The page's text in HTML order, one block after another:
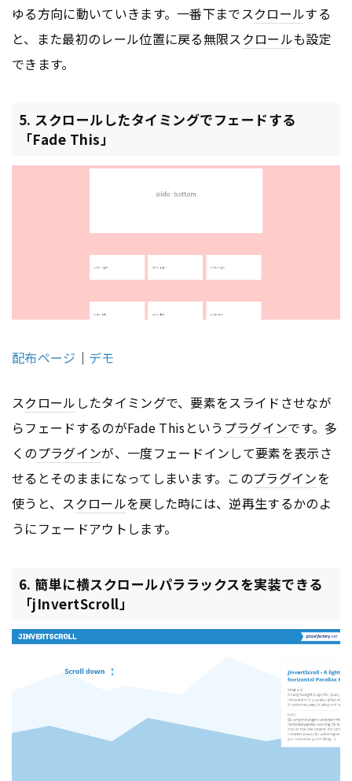
ゆる方向に動いていきます。一番下までスクロールする
と、また最初のレール位置に戻る無限スクロールも設定
できます。
5. スクロールしたタイミングでフェードする
「Fade This」
配布ページ ｜ デモ
スクロール したタイミングで、要素をスライドさせなが
らフェードするのがFade Thisという プラグインです。多
くのプラグインが、一度フェードインして要素を表示さ
せるとそのままになってしまいます。このプラグインを
使うと、スクロールを戻した時には、逆再生するかのよ
うにフェードアウトします。
6. 簡単に横スクロールパララックスを実装できる
「jInvertScroll」